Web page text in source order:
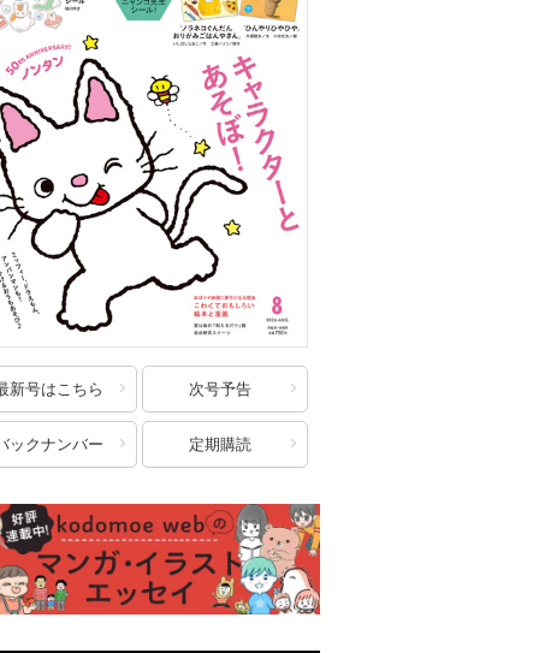
新号はこちら 次号予告
ックナンバー 定期購読